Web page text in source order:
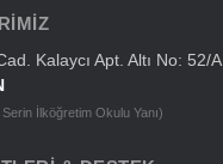
Kalaycı Apt. Altı No: 52/A
İlköğretim Okulu Yanı)